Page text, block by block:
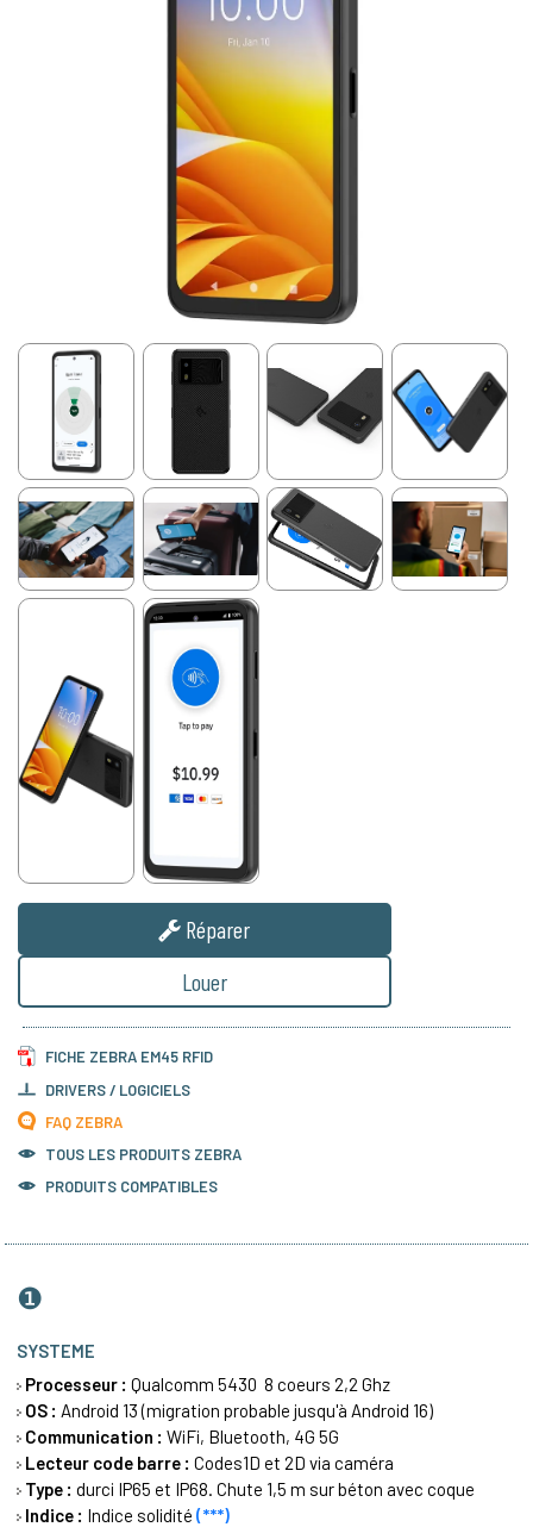
Réparer
Louer
FICHE ZEBRA EM45 RFID
DRIVERS / LOGICIELS
FAQ ZEBRA
TOUS LES PRODUITS ZEBRA
PRODUITS COMPATIBLES
❶
SYSTEME
Processeur : Qualcomm 5430 8 coeurs 2,2 Ghz
OS : Android 13 (migration probable jusqu'à Android 16)
Communication : WiFi, Bluetooth, 4G 5G
Lecteur code barre : Codes1D et 2D via caméra
Type : durci IP65 et IP68. Chute 1,5 m sur béton avec coque
Indice : Indice solidité (***)